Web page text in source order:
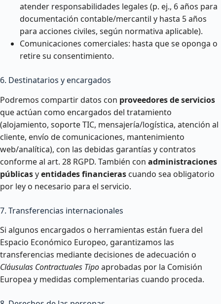
atender responsabilidades legales (p. ej., 6 años para
documentación contable/mercantil y hasta 5 años
para acciones civiles, según normativa aplicable).
Comunicaciones comerciales: hasta que se oponga o
retire su consentimiento.
6. Destinatarios y encargados
Podremos compartir datos con proveedores de servicios
que actúan como encargados del tratamiento
(alojamiento, soporte TIC, mensajería/logística, atención al
cliente, envío de comunicaciones, mantenimiento
web/analítica), con las debidas garantías y contratos
conforme al art. 28 RGPD. También con administraciones
públicasyentidades financieras cuando sea obligatorio
por ley o necesario para el servicio.
7. Transferencias internacionales
Si algunos encargados o herramientas están fuera del
Espacio Económico Europeo, garantizamos las
transferencias mediante decisiones de adecuación o
Cláusulas Contractuales Tipoaprobadas por la Comisión
Europea y medidas complementarias cuando proceda.